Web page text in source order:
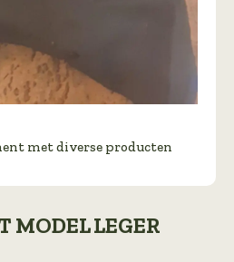
met diverse producten
MODEL LEGER